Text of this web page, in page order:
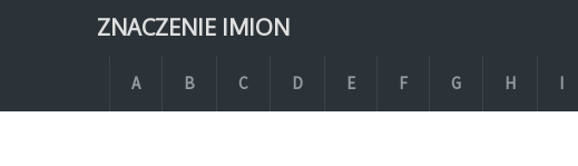
ZNACZENIE IMION
A B C D E F G H I